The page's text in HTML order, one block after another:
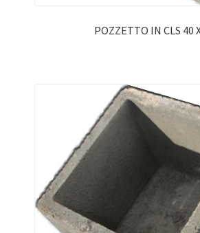
POZZETTO IN CLS 40